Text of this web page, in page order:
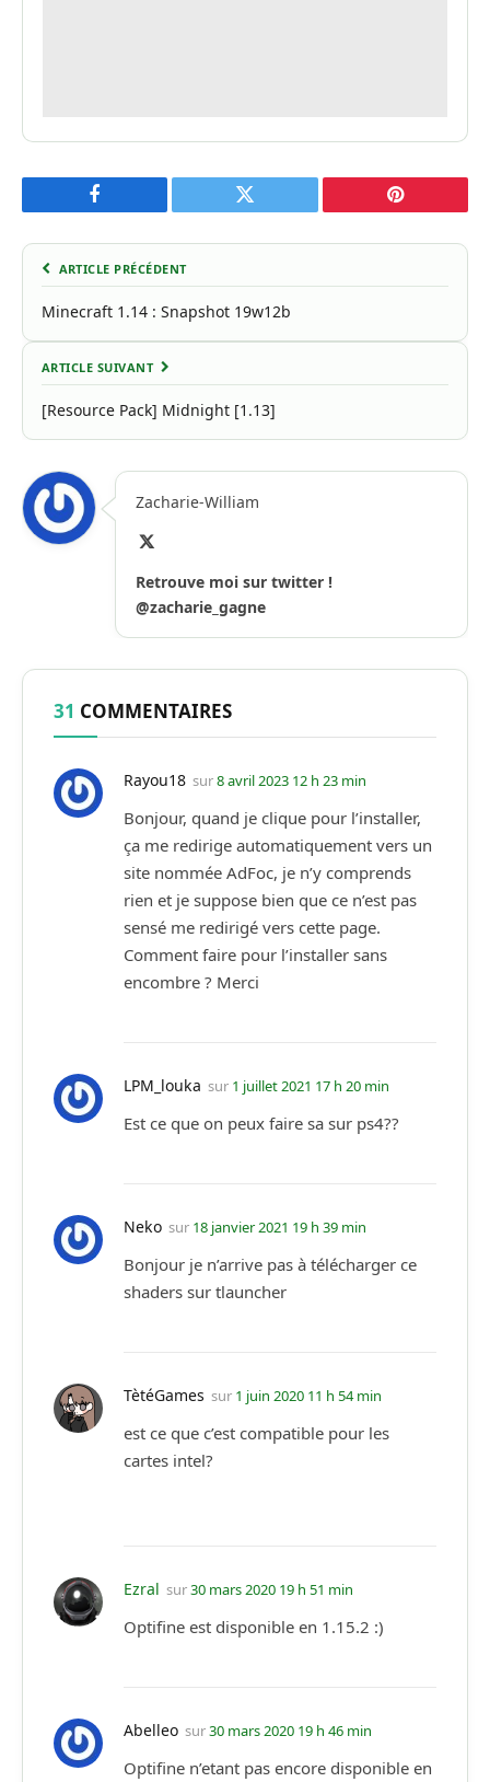
Facebook Twitter Pinterest
ARTICLE PRÉCÉDENT
Minecraft 1.14 : Snapshot 19w12b
ARTICLE SUIVANT
[Resource Pack] Midnight [1.13]
Zacharie-William
Retrouve moi sur twitter !
@zacharie_gagne
31 COMMENTAIRES
Rayou18 sur8 avril 2023 12 h 23 min
Bonjour, quand je clique pour l’installer,
ça me redirige automatiquement vers un
site nommée AdFoc, je n’y comprends
rien et je suppose bien que ce n’est pas
sensé me redirigé vers cette page.
Comment faire pour l’installer sans
encombre ? Merci
LPM_louka sur 1 juillet 2021 17 h 20 min
Est ce que on peux faire sa sur ps4??
Neko sur 18 janvier 2021 19 h 39 min
Bonjour je n’arrive pas à télécharger ce
shaders sur tlauncher
TètéGames sur 1 juin 2020 11 h 54 min
est ce que c’est compatible pour les
cartes intel?
Ezral sur30 mars 2020 19 h 51 min
Optifine est disponible en 1.15.2 :)
Abelleo sur30 mars 2020 19 h 46 min
Optifine n’etant pas encore disponible en